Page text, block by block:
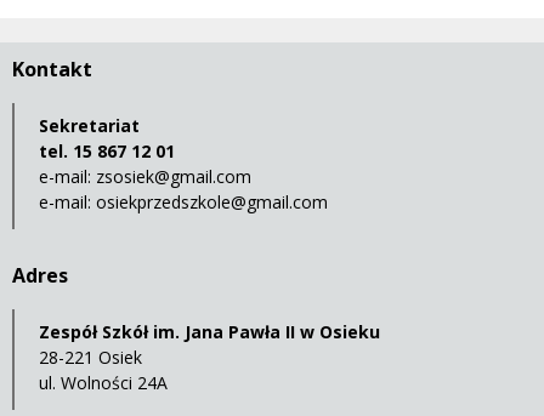
Kontakt
Sekretariat
tel. 15 867 12 01
e-mail: zsosiek@gmail.com
e-mail: osiekprzedszkole@gmail.com
Adres
Zespół Szkół im. Jana Pawła II w Osieku
28-221 Osiek
ul. Wolności 24A